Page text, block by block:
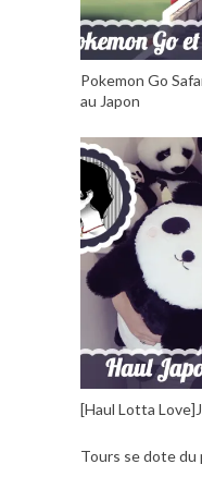
Pokemon Go
au Japon
[Haul Lotta
Tours se dote du